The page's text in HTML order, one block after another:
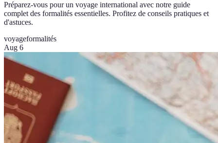
Préparez-vous pour un voyage international avec notre guide
complet des formalités essentielles. Profitez de conseils pratiques et
d'astuces.
voyageformalités
Aug 6